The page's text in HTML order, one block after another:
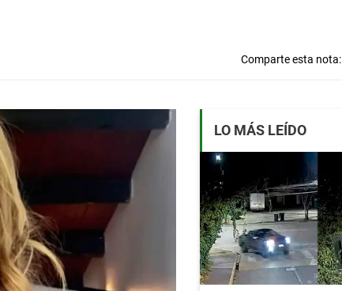
Comparte esta nota:
LO MÁS LEÍDO